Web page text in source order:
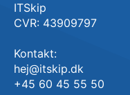
ITSkip
CVR: 43909797
Kontakt:
hej@itskip.dk
+45 60 45 55 50